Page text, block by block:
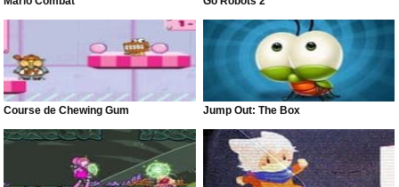
Course de Chewing Gum Jump Out: The Box